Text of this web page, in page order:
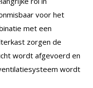
voor het
met een
zorgen de
wordt afgevoerd en
wordt